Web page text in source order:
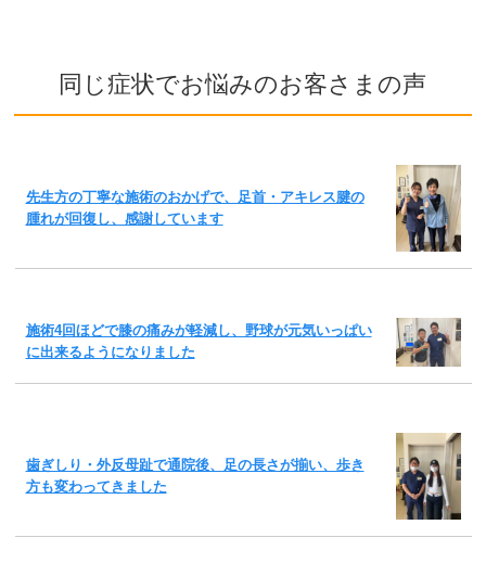
同じ症状でお悩みのお客さまの声
先生方の丁寧な施術のおかげで、足首・アキレス腱の
腫れが回復し、感謝しています
施術4回ほどで膝の痛みが軽減し、野球が元気いっぱい
に出来るようになりました
歯ぎしり・外反母趾で通院後、足の長さが揃い、歩き
方も変わってきました